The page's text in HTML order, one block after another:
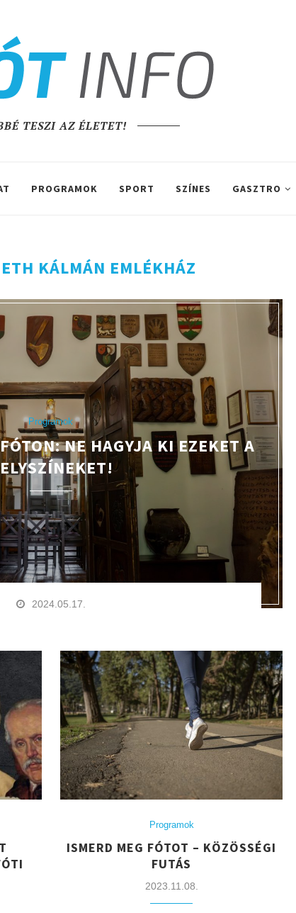
TESZI AZ ÉLETET!
PROGRAMOK SPORT SZÍNES GASZTRO
KÁLMÁN EMLÉKHÁZ
Programok
NE HAGYJA KI EZEKET A
2024.05.17.
Programok
ISMERD MEG FÓTOT – KÖZÖSSÉGI
FUTÁS
2023.11.08.